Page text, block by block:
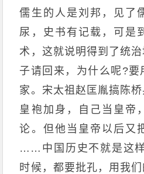
儒生的人是刘邦，见了
尿，史书有记载，可是
术，这就说明得到了统
子请回来，为什么呢?要
家。宋太祖赵匡胤搞陈桥
皇袍加身，自己当皇帝
论。但他当皇帝以后又
……中国历史不就是这
时候，都要批孔，用我